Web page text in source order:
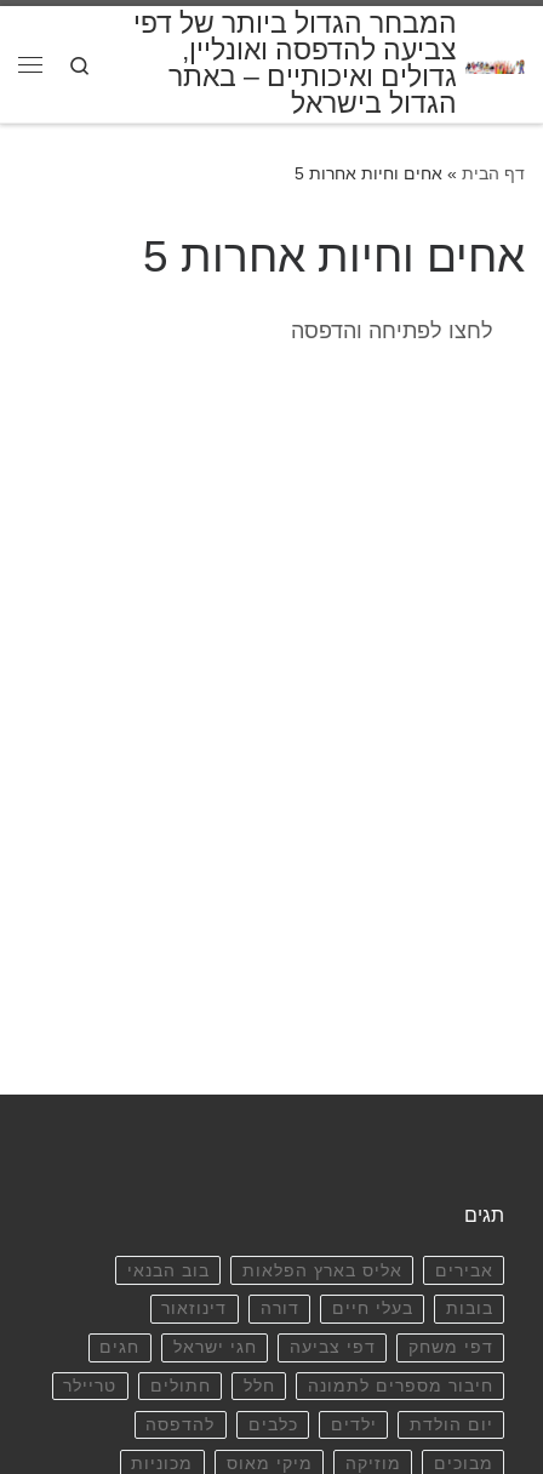
המבחר הגדול ביותר של דפי
צביעה להדפסה ואונליין,
גדולים ואיכותיים – באתר
הגדול בישראל
Search
דף הבית » אחים וחיות אחרות 5
אחים וחיות אחרות 5
לחצו לפתיחה והדפסה
תגים
אבירים אליס בארץ הפלאות בוב הבנאי
בובות בעלי חיים דורה דינוזאור
דפי משחק דפי צביעה חגי ישראל חגים
חיבור מספרים לתמונה חלל חתולים טריילר
יום הולדת ילדים כלבים להדפסה
מבוכים מוזיקה מיקי מאוס מכוניות